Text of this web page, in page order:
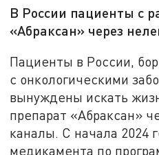
В России пациенты с
«Абраксан» через
Пациенты в России,
с онкологическими
вынуждены искать
препарат «Абраксан»
каналы. С начала 2024
медикамента по